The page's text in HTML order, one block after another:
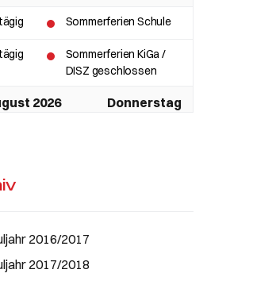
Sommerferien Schule
Sommerferien KiGa /
DISZ geschlossen
2026 Donnerstag
Sommerferien Schule
2016/2017​
2017/2018